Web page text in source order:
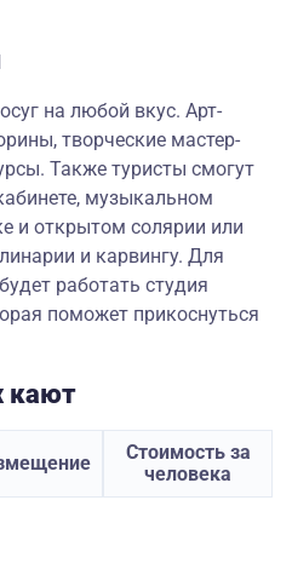
на любой вкус. Арт-
творческие мастер-
Также туристы смогут
музыкальном
и открытом солярии или
и карвингу. Для
работать студия
поможет прикоснуться
кают
Стоимость за
человека